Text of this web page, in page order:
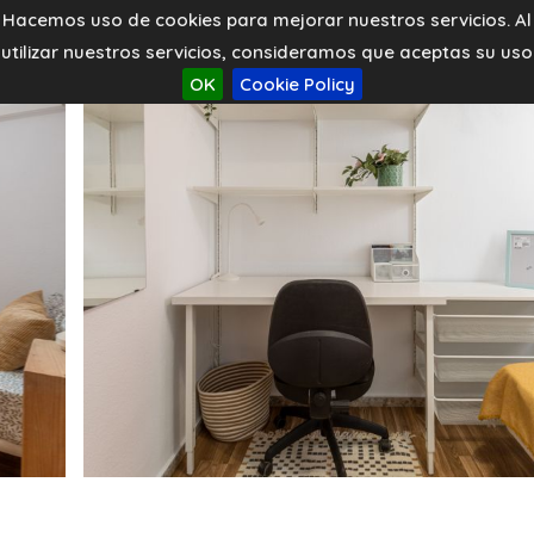
Hacemos uso de cookies para mejorar nuestros servicios. Al
utilizar nuestros servicios, consideramos que aceptas su uso
OK
Cookie Policy